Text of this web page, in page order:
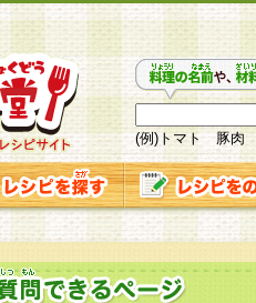
(例)トマト 豚肉